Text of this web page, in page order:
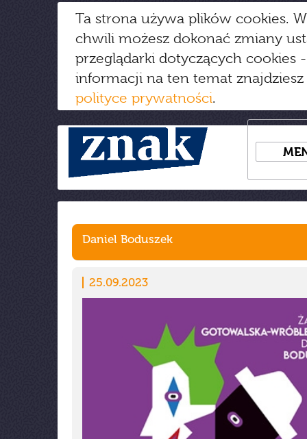
Ta strona używa plików cookies.
chwili możesz dokonać zmiany
przeglądarki dotyczących cookies
informacji na ten temat
polityce prywatności.
Daniel Boduszek
25.09.2023